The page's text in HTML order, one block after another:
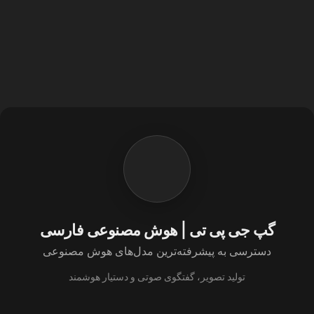
گپ جی پی تی | هوش مصنوعی فارسی
دسترسی به پیشرفته‌ترین مدل‌های هوش مصنوعی
تولید تصویر، گفتگوی صوتی و دستیار هوشمند